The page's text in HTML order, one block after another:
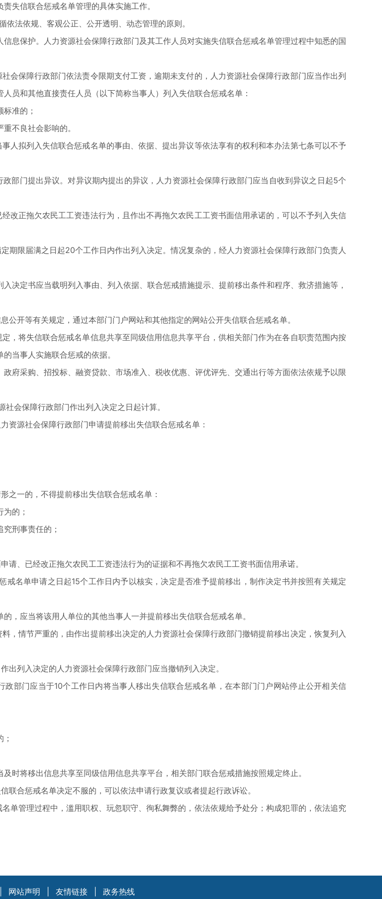
信联合惩戒名单管理的具体实施工作。
法依规、客观公正、公开透明、动态管理的原则。
保护。人力资源社会保障行政部门及其工作人员对实施失信联合惩戒名单管理过程中知悉的国
保障行政部门依法责令限期支付工资，逾期未支付的，人力资源社会保障行政部门应当作出列
员和其他直接责任人员（以下简称当事人）列入失信联合惩戒名单：
准的；
不良社会影响的。
拟列入失信联合惩戒名单的事由、依据、提出异议等依法享有的权利和本办法第七条可以不予
门提出异议。对异议期内提出的异议，人力资源社会保障行政部门应当自收到异议之日起5个
正拖欠农民工工资违法行为，且作出不再拖欠农民工工资书面信用承诺的，可以不予列入失信
限届满之日起20个工作日内作出列入决定。情况复杂的，经人力资源社会保障行政部门负责人
定书应当载明列入事由、列入依据、联合惩戒措施提示、提前移出条件和程序、救济措施等，
等有关规定，通过本部门门户网站和其他指定的网站公开失信联合惩戒名单。
将失信联合惩戒名单信息共享至同级信用信息共享平台，供相关部门作为在各自职责范围内按
当事人实施联合惩戒的依据。
采购、招投标、融资贷款、市场准入、税收优惠、评优评先、交通出行等方面依法依规予以限
会保障行政部门作出列入决定之日起计算。
源社会保障行政部门申请提前移出失信联合惩戒名单：
一的，不得提前移出失信联合惩戒名单：
的；
刑事责任的；
已经改正拖欠农民工工资违法行为的证据和不再拖欠农民工工资书面信用承诺。
名单申请之日起15个工作日内予以核实，决定是否准予提前移出，制作决定书并按照有关规定
应当将该用人单位的其他当事人一并提前移出失信联合惩戒名单。
情节严重的，由作出提前移出决定的人力资源社会保障行政部门撤销提前移出决定，恢复列入
列入决定的人力资源社会保障行政部门应当撤销列入决定。
门应当于10个工作日内将当事人移出失信联合惩戒名单，在本部门门户网站停止公开相关信
将移出信息共享至同级信用信息共享平台，相关部门联合惩戒措施按照规定终止。
合惩戒名单决定不服的，可以依法申请行政复议或者提起行政诉讼。
管理过程中，滥用职权、玩忽职守、徇私舞弊的，依法依规给予处分；构成犯罪的，依法追究
网站声明 友情链接 政务热线